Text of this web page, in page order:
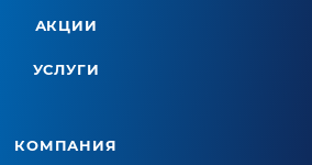
АКЦИИ
УСЛУГИ
КОМПАНИЯ